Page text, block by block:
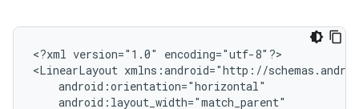
<?xml version="1.0"
encoding="utf-8"?>
<LinearLayout